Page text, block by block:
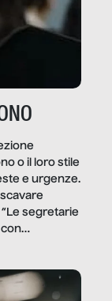
o il loro stile
e urgenze.
segretarie